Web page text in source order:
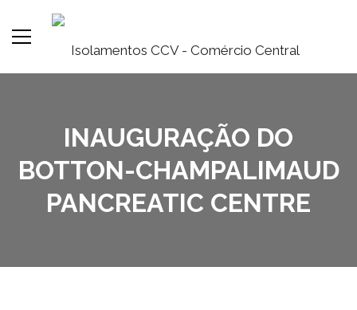
INAUGURAÇÃO DO
BOTTON-CHAMPALIMAUD
PANCREATIC CENTRE